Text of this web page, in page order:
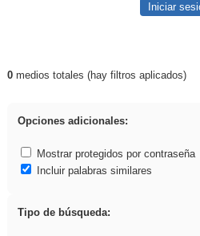
Iniciar
Resultados de: carrocero
0medios totales (hay filtros aplicados)
Opciones adicionales:
Mostrar protegidos por contraseña
Incluir palabras similares
Tipo de búsqueda: